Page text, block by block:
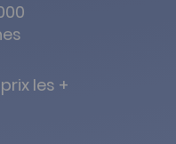
les +